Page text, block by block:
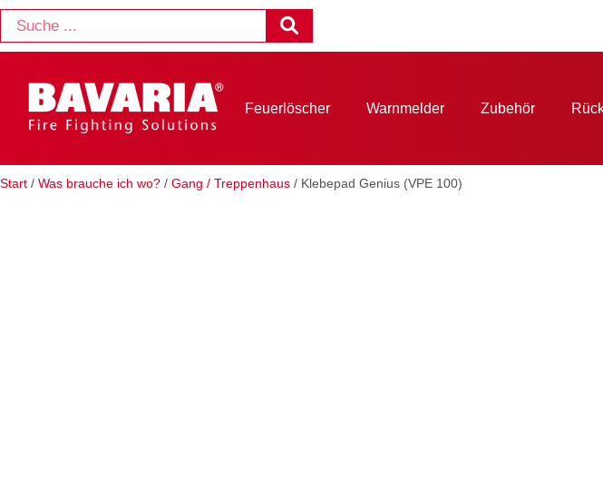
Feuerlöscher Warnmelder Zubehör
Start / Was brauche ich wo? / Gang / Treppenhaus / Klebepad Genius (VPE 100)